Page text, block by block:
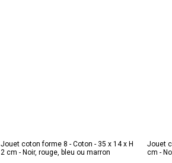
Jouet coton forme 8 - Coton - 35 x 14 x H
2 cm - Noir, rouge, bleu ou marron
Jouet
cm -